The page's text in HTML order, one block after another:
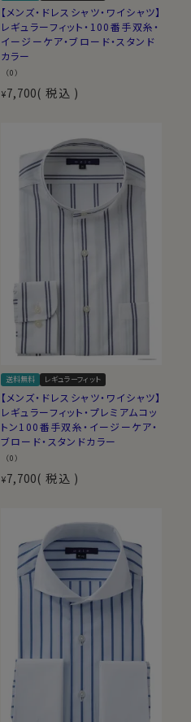
【メンズ・ドレスシャツ・ワイシャツ】
レギュラーフィット・100番手双糸・
イージーケア・ブロード・スタンド
カラー
（0）
¥7,700 税込
送料無料 レギュラーフィット
【メンズ・ドレスシャツ・ワイシャツ】
レギュラーフィット・プレミアムコッ
トン100番手双糸・イージーケア・
ブロード・スタンドカラー
（0）
¥7,700 税込